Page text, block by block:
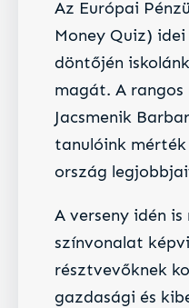
​Az Európai
Money Quiz)
döntőjén
magát. A
Jacsmenik
tanulóink
ország
​A verseny idén
színvonalat
résztvevőknek
gazdasági és